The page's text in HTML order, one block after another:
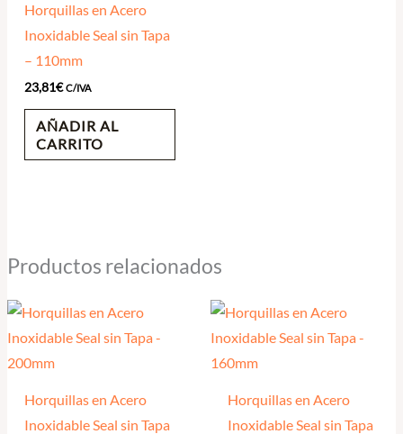
Horquillas en Acero
Inoxidable Seal sin Tapa
– 110mm
23,81€ C/IVA
AÑADIR AL
CARRITO
Productos relacionados
Horquillas en Acero
Inoxidable Seal sin Tapa
Horquillas en Acero
Inoxidable Seal sin Tapa